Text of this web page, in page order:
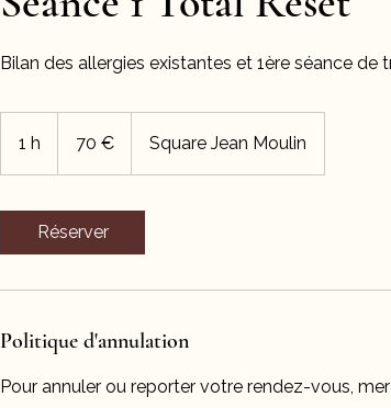
Bilan des allergies existantes et 1ère séance de
1 h 70 € Square Jean Moulin
Réserver
Politique d'annulation
Pour annuler ou reporter votre rendez-vous,